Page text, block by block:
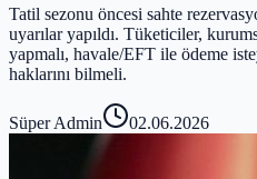
Tatil sezonu öncesi sahte
uyarılar yapıldı. Tüketiciler,
yapmalı, havale/EFT ile ödeme
haklarını bilmeli.
Süper Admin 02.06.2026